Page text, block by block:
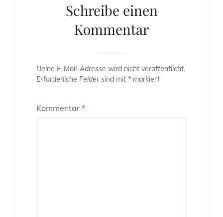
Schreibe einen
Kommentar
Deine E-Mail-Adresse wird nicht veröffentlicht.
Erforderliche Felder sind mit * markiert
Kommentar *